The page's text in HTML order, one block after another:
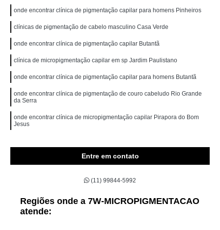
onde encontrar clínica de pigmentação capilar para homens Pinheiros
clínicas de pigmentação de cabelo masculino Casa Verde
onde encontrar clínica de pigmentação capilar Butantã
clínica de micropigmentação capilar em sp Jardim Paulistano
onde encontrar clínica de pigmentação capilar para homens Butantã
onde encontrar clínica de pigmentação de couro cabeludo Rio Grande
da Serra
onde encontrar clínica de micropigmentação capilar Pirapora do Bom
Jesus
Entre em contato
(11) 99844-5992
Regiões onde a 7W-MICROPIGMENTACAO
atende: